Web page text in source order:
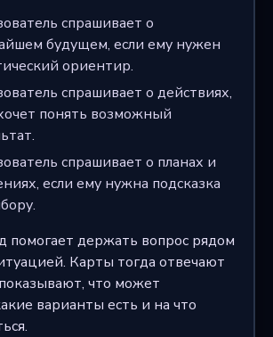
спрашивает о
будущем, если ему нужен
ориентир.
спрашивает о действиях,
понять возможный
спрашивает о планах и
если ему нужна подсказка
помогает держать вопрос рядом
Карты тогда отвечают
что может
варианты есть и на что